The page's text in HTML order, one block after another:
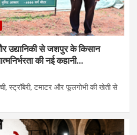
उद्यानिकी से जशपुर के किसान
की नई कहानी…
स्ट्रॉबेरी, टमाटर और फूलगोभी की खेती से